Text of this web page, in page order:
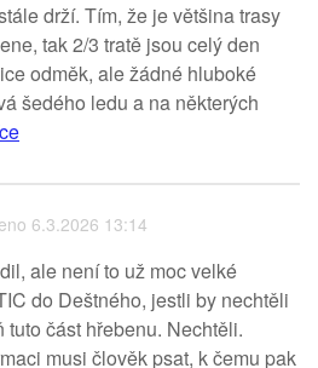
drží. Tím, že je většina trasy
tak 2/3 tratě jsou celý den
odměk, ale žádné hluboké
šedého ledu a na některých
6.3.2026 13:14
ale není to už moc velké
do Deštného, jestli by nechtěli
část hřebenu. Nechtěli.
musi člověk psat, k čemu pak